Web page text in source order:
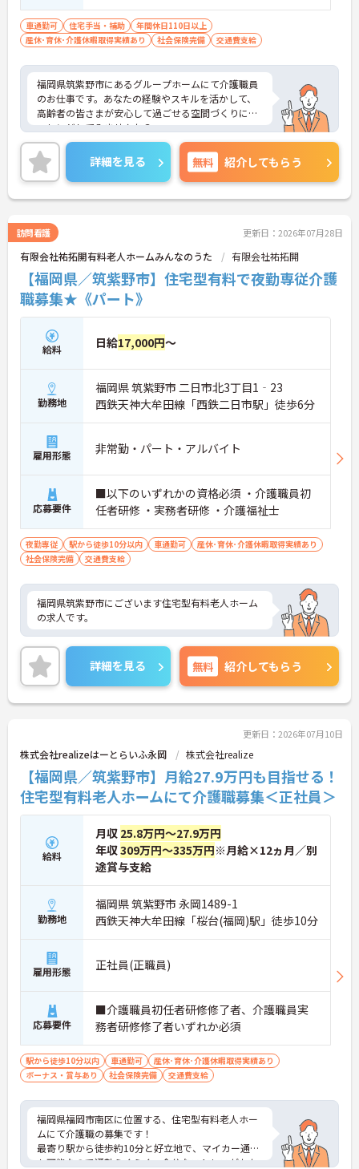
車通勤可 住宅手当・補助
年間休日110日以上
産休･育休･介護休暇取得実績あり
社会保険完備 交通費支給
福岡県筑紫野市にあるグループホームにて介護職員
のお仕事です。あなたの経験やスキルを活かして、
高齢者の皆さまが安心して過ごせる空間づくりにチ
ャレンジしてみませんか？
ご興味ある方には、面接対策ポイントなど、さらに
詳細をお話しいたしますのでお気軽にご相談くださ
い。
詳細を見る 無料 紹介してもらう
訪問看護 更新日：2026年07月28日
有限会社祐拓開有料老人ホームみんなのうた 有限会社祐拓開
【福岡県／筑紫野市】住宅型有料で夜勤専従介護
職募集★《パート》
給料 日給17,000円～
勤務地
福岡県 筑紫野市 二日市北3丁目1‐23
西鉄天神大牟田線「西鉄二日市駅」徒歩6分
雇用形態 非常勤・パート・アルバイト
応募要件
■以下のいずれかの資格必須 ・介護職員初
任者研修 ・実務者研修 ・介護福祉士
夜勤専従 駅から徒歩10分以内 車通勤可
産休･育休･介護休暇取得実績あり
社会保険完備
交通費支給
福岡県筑紫野市にございます住宅型有料老人ホーム
の求人です。
詳細を見る 無料 紹介してもらう
更新日：2026年07月10日
株式会社realizeはーとらいふ永岡 株式会社realize
【福岡県／筑紫野市】月給27.9万円も目指せる！
住宅型有料老人ホームにて介護職募集＜正社員＞
給料
月収 25.8万円～27.9万円
年収309万円～335万円※月給×12ヵ月／別
途賞与支給
勤務地
福岡県 筑紫野市 永岡1489-1
西鉄天神大牟田線「桜台(福岡)駅」徒歩10分
雇用形態 正社員(正職員)
応募要件
■介護職員初任者研修修了者、介護職員実
務者研修修了者いずれか必須
駅から徒歩10分以内 車通勤可
産休･育休･介護休暇取得実績あり
ボーナス・賞与あり
社会保険完備 交通費支給
福岡県福岡市南区に位置する、住宅型有料老人ホー
ムにて介護職の募集です！
最寄り駅から徒歩約10分と好立地で、マイカー通勤
も可能なので通勤らくらく、余分なストレスがかか